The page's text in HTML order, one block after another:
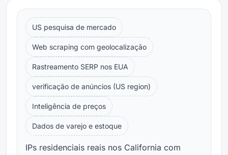
US pesquisa de mercado
Web scraping com geolocalização
Rastreamento SERP nos EUA
verificação de anúncios (US region)
Inteligência de preços
Dados de varejo e estoque
IPs residenciais reais nos California com